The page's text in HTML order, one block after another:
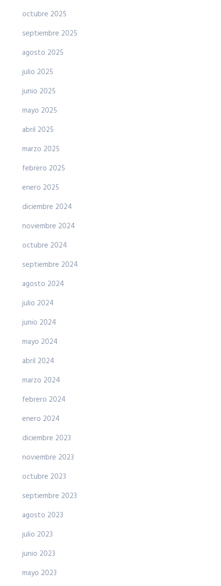
octubre 2025
septiembre 2025
agosto 2025
julio 2025
junio 2025
mayo 2025
abril 2025
marzo 2025
febrero 2025
enero 2025
diciembre 2024
noviembre 2024
octubre 2024
septiembre 2024
agosto 2024
julio 2024
junio 2024
mayo 2024
abril 2024
marzo 2024
febrero 2024
enero 2024
diciembre 2023
noviembre 2023
octubre 2023
septiembre 2023
agosto 2023
julio 2023
junio 2023
mayo 2023